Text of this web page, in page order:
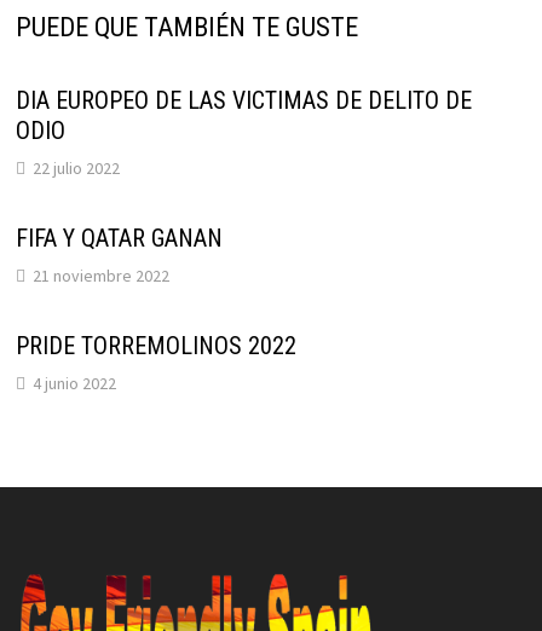
PUEDE QUE TAMBIÉN TE GUSTE
DIA EUROPEO DE LAS VICTIMAS DE DELITO DE
ODIO
22 julio 2022
FIFA Y QATAR GANAN
21 noviembre 2022
PRIDE TORREMOLINOS 2022
4 junio 2022